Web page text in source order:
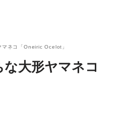
ネコ「Oneiric Ocelot」
大形ヤマネコ